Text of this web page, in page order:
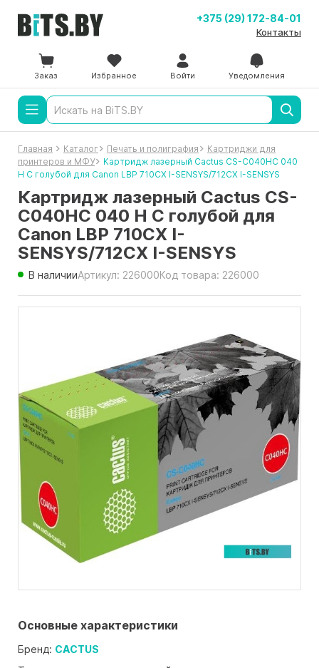
+375 (29) 172-84-01
Контакты
Заказ Избранное Войти Уведомления
Главная Каталог Печать и полиграфия
Картриджи для
принтеров и МФУ
Картридж лазерный Cactus CS-C040HC 040
H C голубой для Canon LBP 710CX I-SENSYS/712CX I-SENSYS
Картридж лазерный Cactus CS-
C040HC 040 H C голубой для
Canon LBP 710CX I-
SENSYS/712CX I-SENSYS
В наличииАртикул: 226000Код товара: 226000
Основные характеристики
Бренд: CACTUS